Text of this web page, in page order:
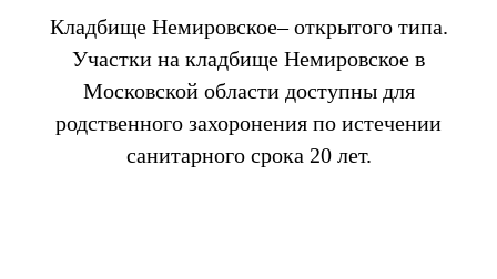
Кладбище Немировское– открытого типа.
Участки на кладбище Немировское в
Московской области доступны для
родственного захоронения по истечении
санитарного срока 20 лет.